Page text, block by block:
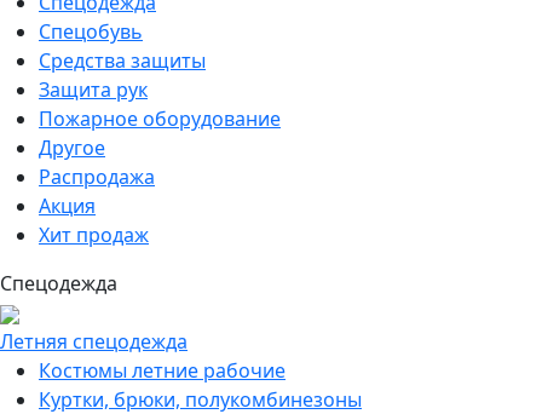
Спецобувь
Средства защиты
Защита рук
Пожарное оборудование
Другое
Распродажа
Акция
Хит продаж
Спецодежда
Летняя спецодежда
Костюмы летние рабочие
Куртки, брюки, полукомбинезоны